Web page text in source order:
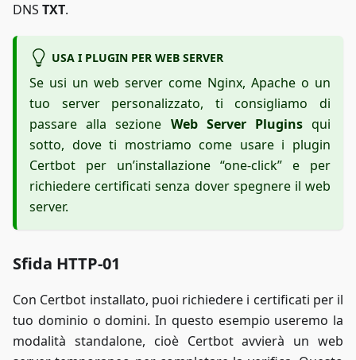
DNS TXT.
USA I PLUGIN PER WEB SERVER
Se usi un web server come Nginx, Apache o un
tuo server personalizzato, ti consigliamo di
passare alla sezione Web Server Pluginsqui
sotto, dove ti mostriamo come usare i plugin
Certbot per un’installazione “one-click” e per
richiedere certificati senza dover spegnere il web
server.
Sfida HTTP-01
Con Certbot installato, puoi richiedere i certificati per il
tuo dominio o domini. In questo esempio useremo la
modalità standalone, cioè Certbot avvierà un web